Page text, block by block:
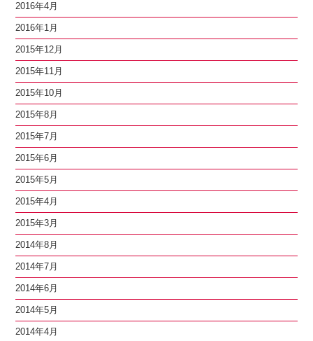
2016年4月
2016年1月
2015年12月
2015年11月
2015年10月
2015年8月
2015年7月
2015年6月
2015年5月
2015年4月
2015年3月
2014年8月
2014年7月
2014年6月
2014年5月
2014年4月